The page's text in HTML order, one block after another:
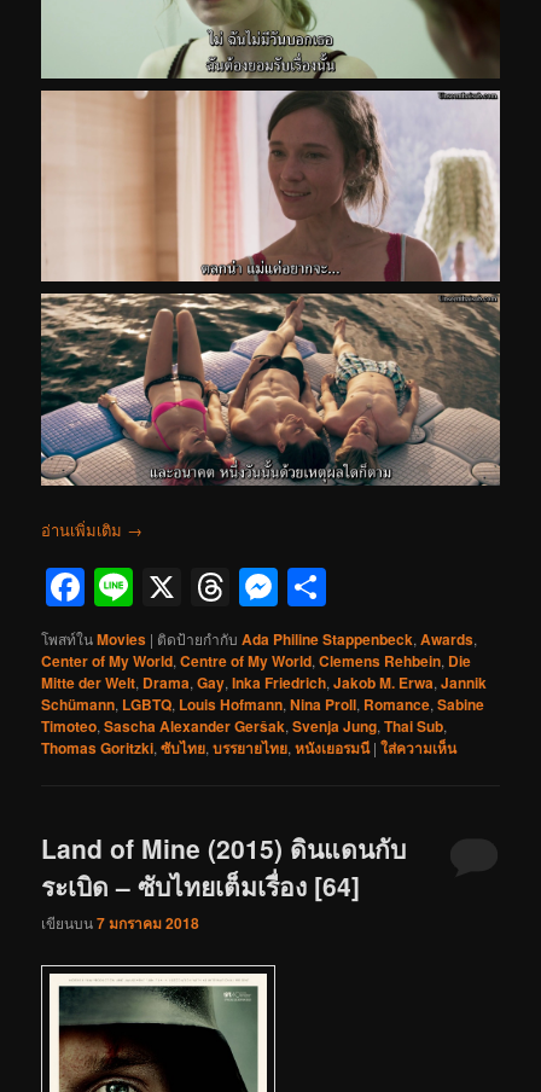
อ่านเพิ่มเติม →
Facebook
Line
X Threads
Messenger
โพสท์ในMovies | ติดป้ายกำกับ Ada Philine Stappenbeck,Awards,
Center of My World,Centre of My World,Clemens Rehbein, Die
Mitte der Welt, Drama,Gay,Inka Friedrich,Jakob M. Erwa,Jannik
Schümann, LGBTQ, Louis Hofmann,Nina Proll, Romance,Sabine
Timoteo,Sascha Alexander Geršak,Svenja Jung,Thai Sub,
Thomas Goritzki,ซับไทย,บรรยายไทย,หนังเยอรมนี |ใส่ความเห็น
Land of Mine (2015) ดินแดนกับ
ระเบิด – ซับไทยเต็มเรื่อง [64]
เขียนบน7 มกราคม 2018